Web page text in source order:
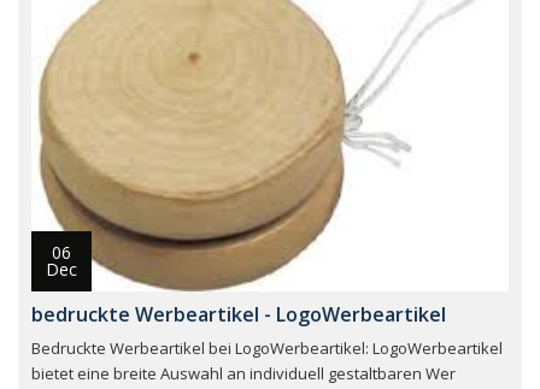
06
Dec
bedruckte Werbeartikel - LogoWerbeartikel
Bedruckte Werbeartikel bei LogoWerbeartikel: LogoWerbeartikel
bietet eine breite Auswahl an individuell gestaltbaren Wer